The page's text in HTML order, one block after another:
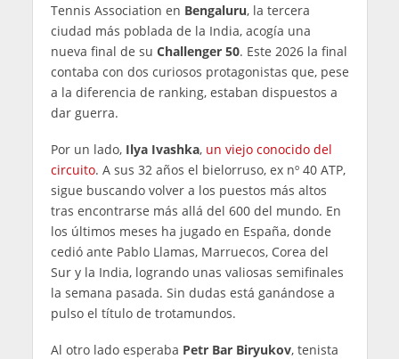
Tennis Association en Bengaluru, la tercera
ciudad más poblada de la India, acogía una
nueva final de su Challenger 50. Este 2026 la final
contaba con dos curiosos protagonistas que, pese
a la diferencia de ranking, estaban dispuestos a
dar guerra.
Por un lado, Ilya Ivashka, un viejo conocido del
circuito. A sus 32 años el bielorruso, ex nº 40 ATP,
sigue buscando volver a los puestos más altos
tras encontrarse más allá del 600 del mundo. En
los últimos meses ha jugado en España, donde
cedió ante Pablo Llamas, Marruecos, Corea del
Sur y la India, logrando unas valiosas semifinales
la semana pasada. Sin dudas está ganándose a
pulso el título de trotamundos.
Al otro lado esperaba Petr Bar Biryukov, tenista